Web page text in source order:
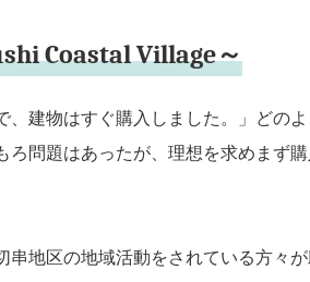
Coastal Village～
、建物はすぐ購入しました。」どの
問題はあったが、理想を求めまず
串地区の地域活動をされている方々